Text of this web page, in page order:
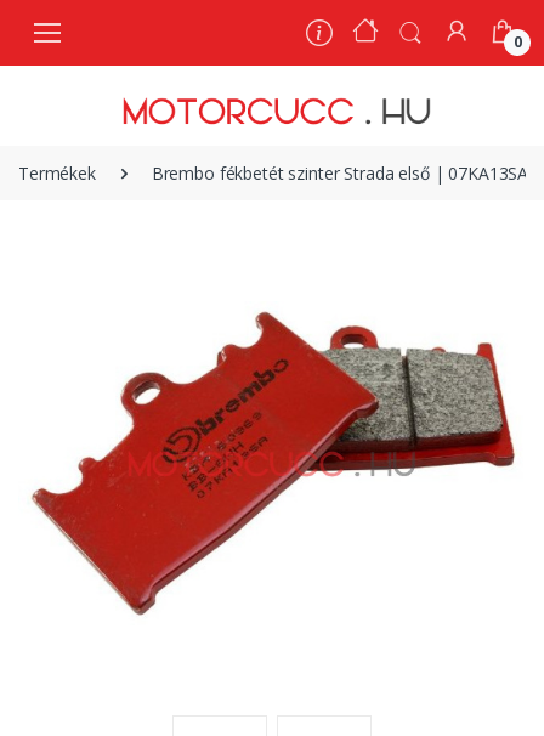
0
Termékek Brembo fékbetét szinter Strada első | 07KA13SA
0